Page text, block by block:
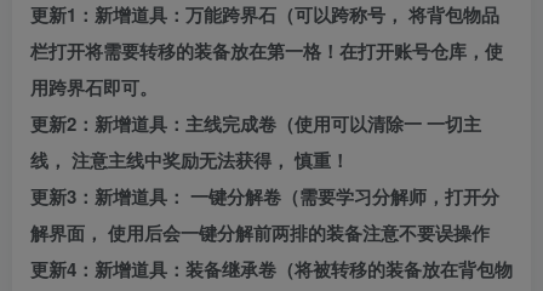
更新1：新增道具：万能跨界石（可以跨称号， 将背包物品
栏打开将需要转移的装备放在第一格！在打开账号仓库，使
用跨界石即可。
更新2：新增道具：主线完成卷（使用可以清除一 一切主
线， 注意主线中奖励无法获得， 慎重！
更新3：新增道具： 一键分解卷（需要学习分解师，打开分
解界面， 使用后会一键分解前两排的装备注意不要误操作
更新4：新增道具：装备继承卷（将被转移的装备放在背包物